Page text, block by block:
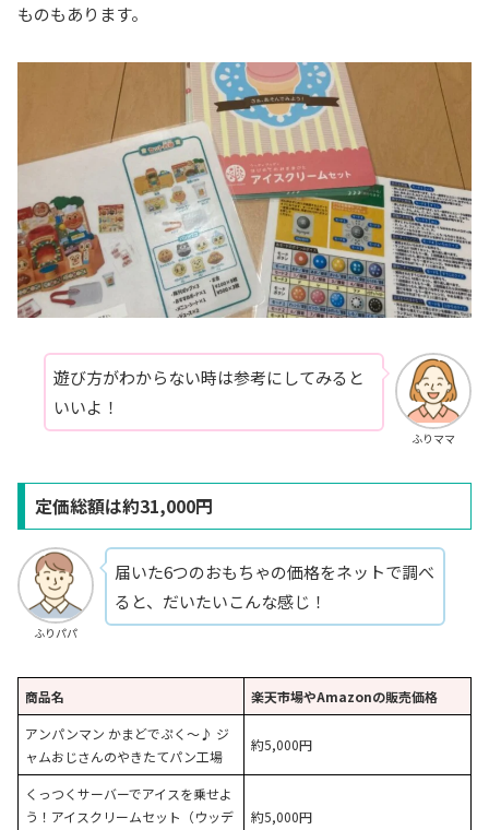
ものもあります。
ふりママ
遊び方がわからない時は参考にしてみると
いいよ！
定価総額は約31,000円
ふりパパ
届いた6つのおもちゃの価格をネットで調べ
ると、だいたいこんな感じ！
商品名
楽天市場やAmazonの販売価格
アンパンマン かまどでぷく〜♪ ジ
ャムおじさんのやきたてパン工場
約5,000円
くっつくサーバーでアイスを乗せよ
う！アイスクリームセット（ウッデ
約5,000円